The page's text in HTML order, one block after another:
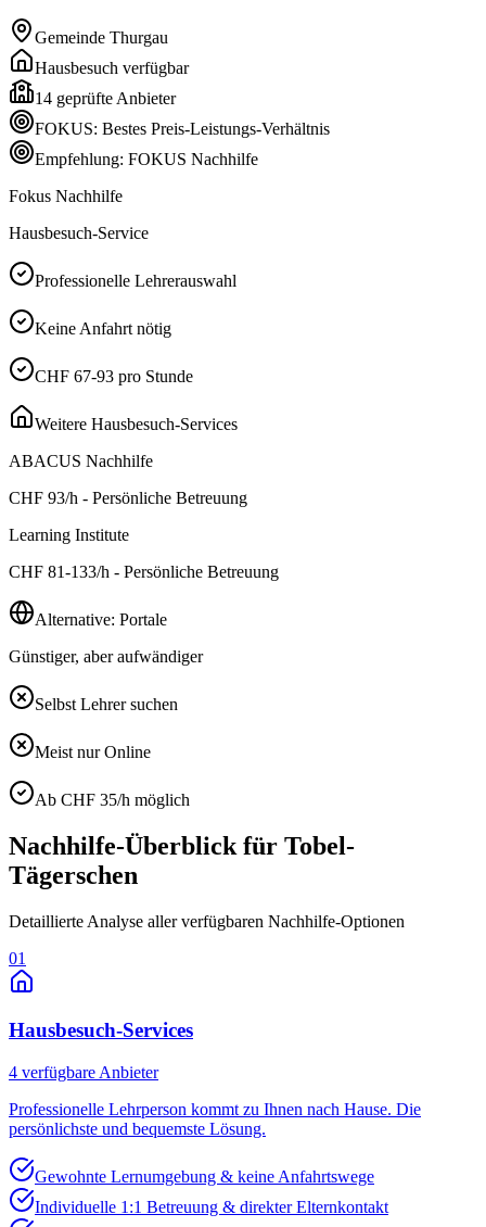
Gemeinde Thurgau
Hausbesuch verfügbar
14 geprüfte Anbieter
FOKUS: Bestes Preis-Leistungs-Verhältnis
Empfehlung: FOKUS Nachhilfe
Fokus Nachhilfe
Hausbesuch-Service
Professionelle Lehrerauswahl
Keine Anfahrt nötig
CHF 67-93 pro Stunde
Weitere Hausbesuch-Services
ABACUS Nachhilfe
CHF 93/h - Persönliche Betreuung
Learning Institute
CHF 81-133/h - Persönliche Betreuung
Alternative: Portale
Günstiger, aber aufwändiger
Selbst Lehrer suchen
Meist nur Online
Ab CHF 35/h möglich
Nachhilfe-Überblick für Tobel-
Tägerschen
Detaillierte Analyse aller verfügbaren Nachhilfe-Optionen
01
Hausbesuch-Services
4 verfügbare Anbieter
Professionelle Lehrperson kommt zu Ihnen nach Hause. Die
persönlichste und bequemste Lösung.
Gewohnte Lernumgebung & keine Anfahrtswege
Individuelle 1:1 Betreuung & direkter Elternkontakt